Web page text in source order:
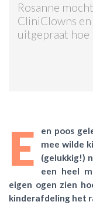
SHOPS
ACTIES & KORTING
Rosanne
CliniClowns
uitgepraat hoe
E
en poos
mee wilde
(gelukkig!)
een heel
eigen ogen zien
kinderafdeling het